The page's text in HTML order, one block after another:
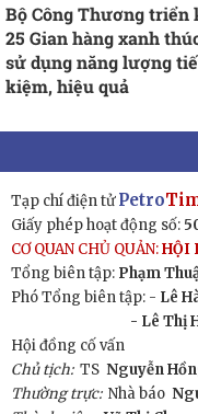
Bộ Công Thương triển
25 Gian hàng xanh
sử dụng năng lượng
kiệm, hiệu quả
Tạp chí điện tửPetro
Giấy phép hoạt động số:
CƠ QUAN CHỦ QUẢN:HỘI
Tổng biên tập: Phạm
Phó Tổng biên tập: - Lê
- Lê Thị
Hội đồng cố vấn
Chủ tịch:TS Nguyễn
Thường trực: Nhà báo